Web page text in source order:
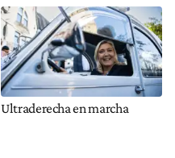
Ultraderecha en marcha